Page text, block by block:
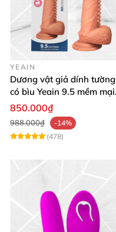
YEAIN
Dương vật giả dính tường
có bìu Yeain 9.5 mềm mại
thật
850.000₫
988.000₫
-14%
(478)